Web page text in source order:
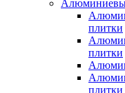
плитки
плитки
плитки